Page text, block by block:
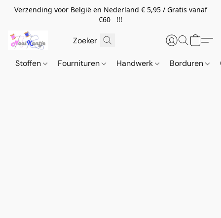
Verzending voor België en Nederland € 5,95 / Gratis vanaf
€60 !!!
Stoffen Fournituren Handwerk Borduren